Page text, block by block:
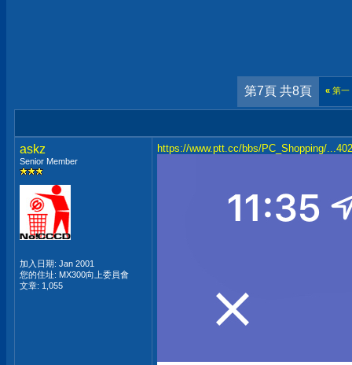
第7頁 共8頁 «第一
askz
Senior Member
加入日期: Jan 2001
您的住址: MX300向上委員會
文章: 1,055
https://www.ptt.cc/bbs/PC_Shopping/